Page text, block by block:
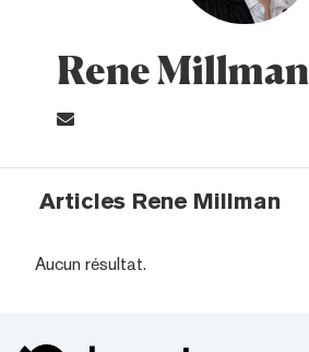
Rene Millman
Articles Rene Millman
Aucun résultat.